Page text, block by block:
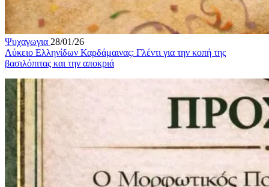
Ψυχαγωγια 28/01/26
Λύκειο Ελληνίδων Καρδάμαινας: Γλέντι για την κοπή της
βασιλόπιτας και την αποκριά